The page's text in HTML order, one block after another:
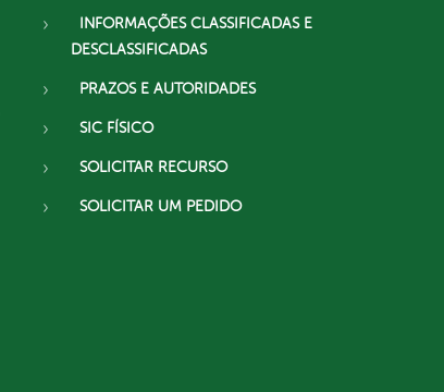
INFORMAÇÕES CLASSIFICADAS E
DESCLASSIFICADAS
PRAZOS E AUTORIDADES
SIC FÍSICO
SOLICITAR RECURSO
SOLICITAR UM PEDIDO